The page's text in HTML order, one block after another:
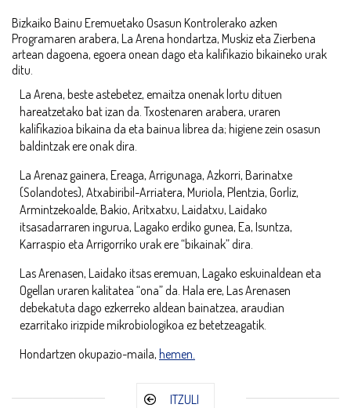
Bizkaiko Bainu Eremuetako Osasun Kontrolerako azken
Programaren arabera, La Arena hondartza, Muskiz eta Zierbena
artean dagoena, egoera onean dago eta kalifikazio bikaineko urak
ditu.
La Arena, beste astebetez, emaitza onenak lortu dituen
hareatzetako bat izan da. Txostenaren arabera, uraren
kalifikazioa bikaina da eta bainua librea da; higiene zein osasun
baldintzak ere onak dira.
La Arenaz gainera, Ereaga, Arrigunaga, Azkorri, Barinatxe
(Solandotes), Atxabiribil-Arriatera, Muriola, Plentzia, Gorliz,
Armintzekoalde, Bakio, Aritxatxu, Laidatxu, Laidako
itsasadarraren ingurua, Lagako erdiko gunea, Ea, Isuntza,
Karraspio eta Arrigorriko urak ere “bikainak” dira.
Las Arenasen, Laidako itsas eremuan, Lagako eskuinaldean eta
Ogellan uraren kalitatea “ona” da. Hala ere, Las Arenasen
debekatuta dago ezkerreko aldean bainatzea, araudian
ezarritako irizpide mikrobiologikoa ez betetzeagatik.
Hondartzen okupazio-maila, hemen.
ITZULI